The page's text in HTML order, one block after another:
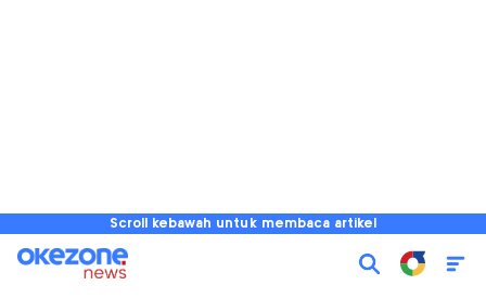
Scroll kebawah untuk membaca artikel